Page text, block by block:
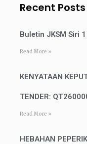
Recent Posts
Buletin JKSM Siri
Read More »
KENYATAAN
TENDER:
Read More »
HEBAHAN